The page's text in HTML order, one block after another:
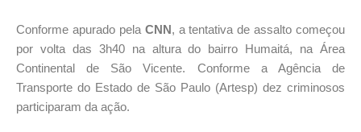
Conforme apurado pela CNN, a tentativa de assalto começou
por volta das 3h40 na altura do bairro Humaitá, na Área
Continental de São Vicente. Conforme a Agência de
Transporte do Estado de São Paulo (Artesp) dez criminosos
participaram da ação.